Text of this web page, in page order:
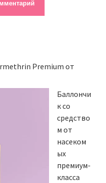
Premium от
Баллончи
к со
средство
м от
насеком
ых
премиум-
класса